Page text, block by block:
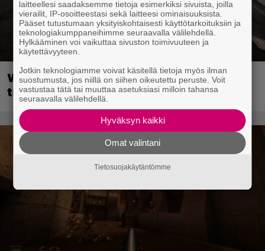
Wreckfest 2 sai rallienglannintäyteisen
trailerin
laitteellesi saadaksemme tietoja esimerkiksi sivuista, joilla
vierailit, IP-osoitteestasi sekä laitteesi ominaisuuksista.
Pääset tutustumaan yksityiskohtaisesti käyttötarkoituksiin ja
teknologiakumppaneihimme seuraavalla välilehdellä.
Hylkääminen voi vaikuttaa sivuston toimivuuteen ja
käytettävyyteen.
Jotkin teknologiamme voivat käsitellä tietoja myös ilman
suostumusta, jos niillä on siihen oikeutettu peruste. Voit
vastustaa tätä tai muuttaa asetuksiasi milloin tahansa
seuraavalla välilehdellä.
Hyväksyn kaikki
Omat valintani
Tietosuojakäytäntömme